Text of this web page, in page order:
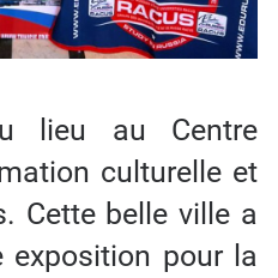
lieu au Centre
culturelle et
Cette belle ville a
exposition pour la